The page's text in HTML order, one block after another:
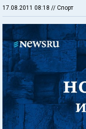
17.08.2011 08:18 // Спорт